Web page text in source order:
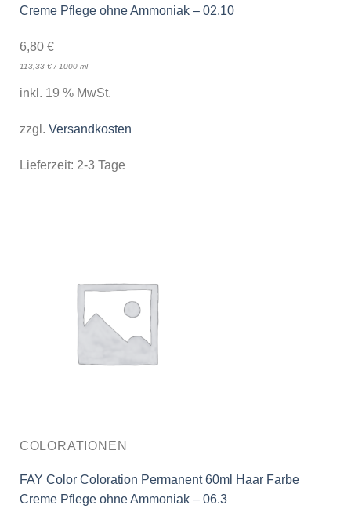
Creme Pflege ohne Ammoniak – 02.10
6,80 €
113,33 €/ 1000 ml
inkl. 19 % MwSt.
zzgl. Versandkosten
Lieferzeit: 2-3 Tage
COLORATIONEN
FAY Color Coloration Permanent 60ml Haar Farbe
Creme Pflege ohne Ammoniak – 06.3